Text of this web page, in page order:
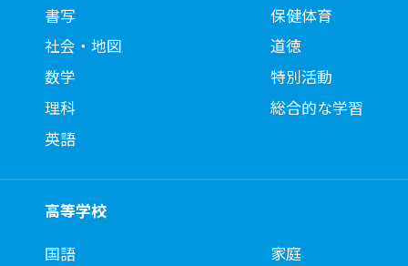
書写
社会・地図
数学
理科
英語
保健体育
道徳
特別活動
総合的な学習
高等学校
国語
家庭